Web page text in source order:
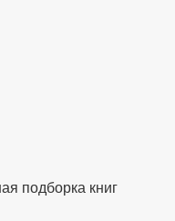
подборка книг